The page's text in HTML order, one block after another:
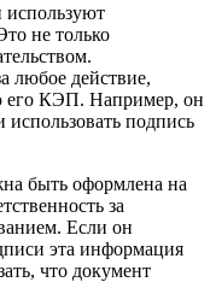
используют
не только
любое действие,
его КЭП. Например, он
подпись
быть оформлена на
за
Если он
эта информация
что документ